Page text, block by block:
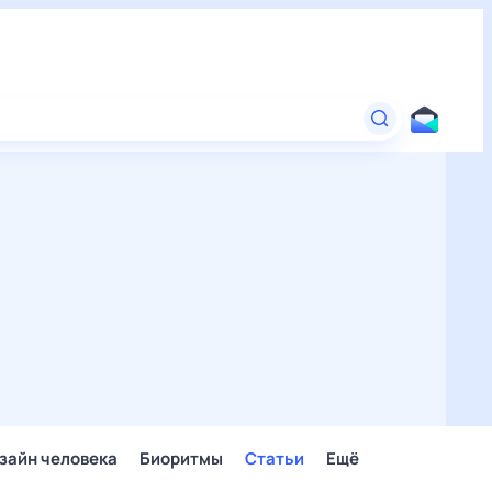
человека Биоритмы Статьи Ещё